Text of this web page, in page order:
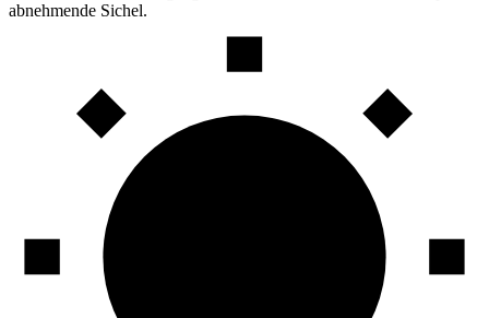
abnehmende Sichel.